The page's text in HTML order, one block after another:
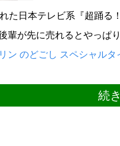
た日本テレビ系『超踊る
輩が先に売れるとやっぱ
ン のどごし スペシャル
続